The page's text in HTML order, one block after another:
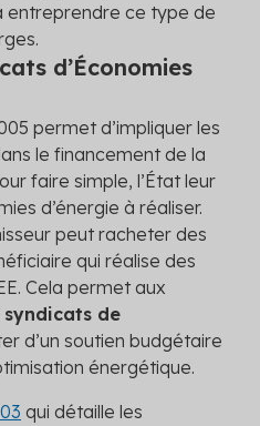
entreprendre ce type de
d’Économies
permet d’impliquer les
le financement de la
faire simple, l’État leur
d’énergie à réaliser.
peut racheter des
qui réalise des
Cela permet aux
syndicats de
d’un soutien budgétaire
énergétique.
qui détaille les